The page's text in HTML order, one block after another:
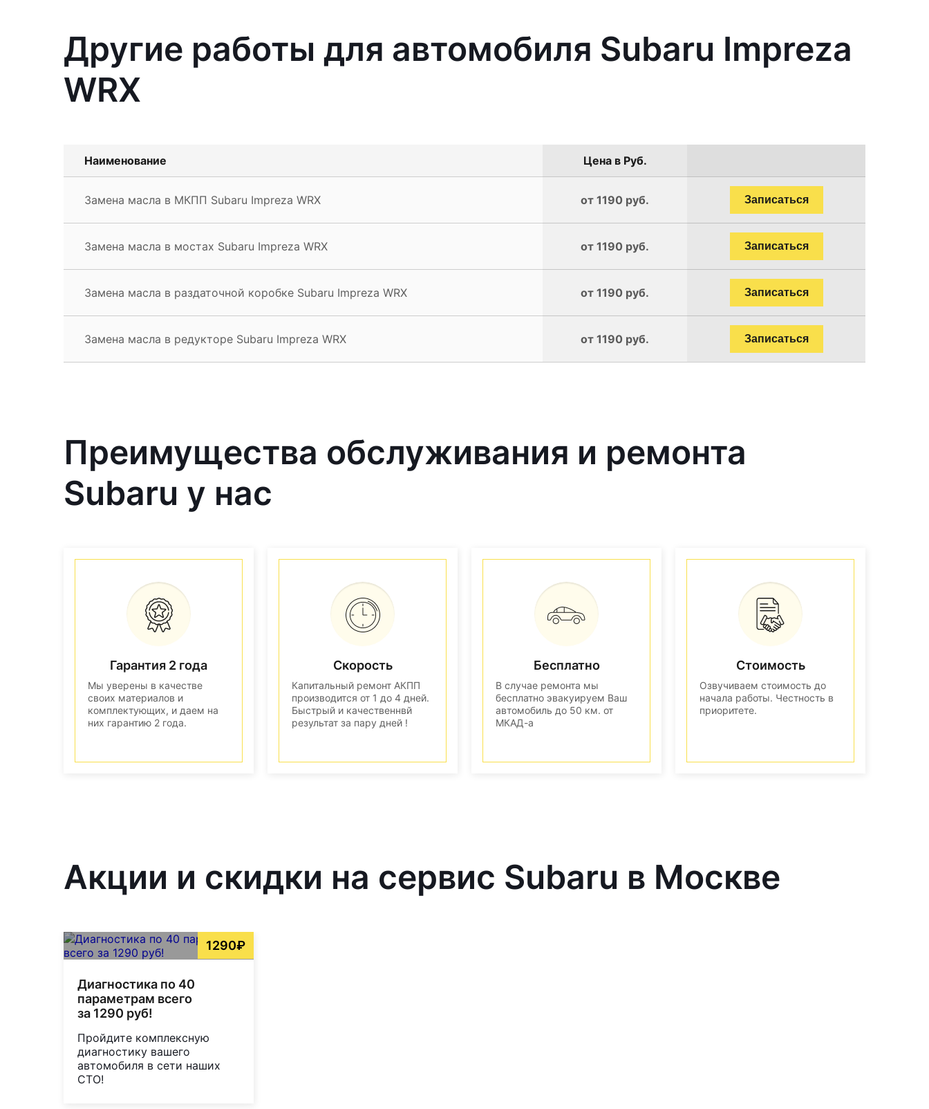
Другие работы для автомобиля Subaru Impreza
WRX
Наименование Цена в Руб.
Замена масла в МКПП Subaru Impreza WRX от 1190 руб. Записаться
Замена масла в мостах Subaru Impreza WRX от 1190 руб. Записаться
Замена масла в раздаточной коробке Subaru Impreza WRX от 1190 руб. Записаться
Замена масла в редукторе Subaru Impreza WRX от 1190 руб. Записаться
Преимущества обслуживания и ремонта
Subaru у нас
Гарантия 2 года
Мы уверены в качестве
своих материалов и
комплектующих, и даем на
них гарантию 2 года.
Скорость
Капитальный ремонт АКПП
производится от 1 до 4 дней.
Быстрый и качественнвй
результат за пару дней !
Бесплатно
В случае ремонта мы
бесплатно эвакуируем Ваш
автомобиль до 50 км. от
МКАД-а
Стоимость
Озвучиваем стоимость до
начала работы. Честность в
приоритете.
Акции и скидки на сервис Subaru в Москве
1290₽
Диагностика по 40
параметрам всего
за 1290 руб!
Пройдите комплексную
диагностику вашего
автомобиля в сети наших
СТО!